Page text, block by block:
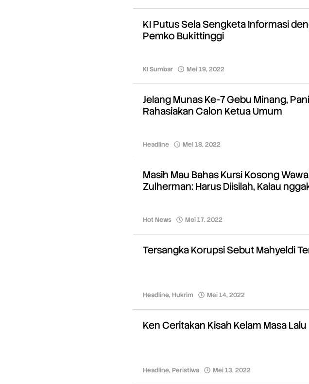
KI Putus Sela Sengketa Informasi
Pemko Bukittinggi
KI Sumbar Mei 19, 2022
Jelang Munas Ke-7 Gebu Minang,
Rahasiakan Calon Ketua Umum
Headline Mei 18, 2022
Masih Mau Bahas Kursi Kosong
Zulherman: Harus Diisilah, Kalau
Hot News Mei 17, 2022
Tersangka Korupsi Sebut Mahyeldi
Headline,Hukrim Mei 14, 2022
Ken Ceritakan Kisah Kelam Masa Lalu
Headline,Peristiwa Mei 13, 2022